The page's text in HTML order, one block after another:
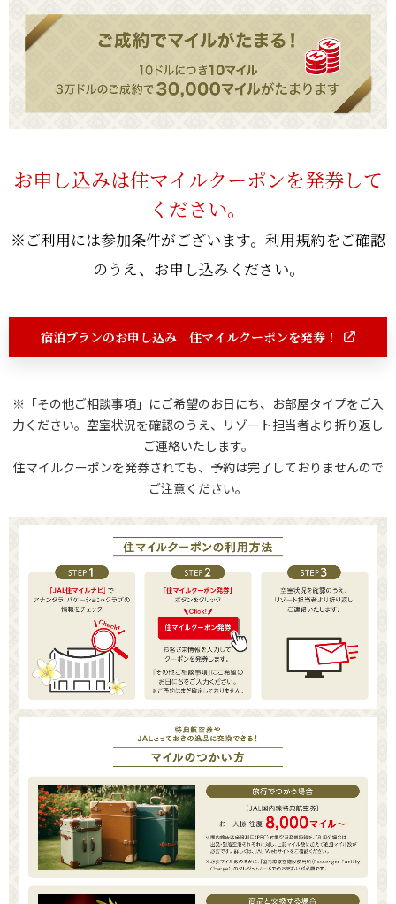
300円の追加料金が発生します。
②Two Bedroom Apartment Suite/2ベッドルーム・アパートメ
118平米
プーケット国際空港⇔リゾート間送迎込み
65,000円/65,000JPY(税込・inclusive of tax)
す。
*2025年12月23日から12月31日までのご宿泊には、1泊あたり7,
③One Bedroom Pool Villa/１ベッドルーム・プール・ヴィラ
188平米
朝食込み(2名様分)
プーケット国際空港⇔リゾート間送迎込み
73,000円/73,000JPY(税込)
*木・金・土にあたる宿泊の場合は追加料金の7,300円が発生しま
*2025年12月23日から12月31日までのご宿泊には、1泊あたり7,
300円の追加料金が発生します。
④Two Bedroom Pool Villa/2ベッドルーム・プール・ヴィラ
247平米
最大宿泊人数: 大人4名+お子様2名（11歳未満)
朝食込み（4名様分）
プーケット国際空港⇔リゾート間送迎込み
90,000円/90,000JPY(税込)
*木・金・土にあたる宿泊の場合は追加料金の7,300円が発生しま
*2025年12月23日から12月31日までのご宿泊には、1泊あたり7,
300円の追加料金が発生します。
5.本キャンペーンの参加にはご本人と配偶者/パートナーの年齢が
２８歳から６５歳の間であり、最低年間世帯年収が1,000万円で
あることが必要です。ご本人とその配偶者又はパートナーと一緒
にこのオファーに参加する必要があります。
6.本オファーは、ほかのいかなるオファーとも供用できず、クー
リングオフ期間（８日間）終了後の返金には応じかねます。為替
かじめご了承ください。
7.本オファーは譲渡不可、現金への引き換え不可、第三者への権
利譲渡不可、他の商品・サービスとの交換不可であり、団体予約
にはご利用いただけません。
されます。それ以外の費用につきましては、別途ご請求となりま
9.アナンタラ・バケーション・クラブの従業員とその直系家族、
既存のアナンタラ・バケーション・クラブ・ポイント所有者、既
存のアナンタラ・バケーション・クラブ・Voyager会員、A-Expl
ラブ・ディスカバリー・プラス会員、および過去12ヶ月以内にア
ナンタラ・バケーション・クラブのプレビュー・プレゼンテーシ
ョンに参加した人はこのオファーに参加する資格がありません。
10.特に指定がない限り、１世帯につき１つのオファーのみご利
ーション・クラブのプレビュー・プレゼンテーション（約90〜1
20分間）への出席および完了と引き換えに割引料金で提供されま
す。あなたは配偶者またはパートナーと一緒にプレビュー・プレ
ゼンテーションに参加する必要があります。何らかの理由であな
たおよび/またはあなたの配偶者/パートナーが滞在中にプレゼン
テーションに出席または完了しなかった場合、および/または資
格要件を満たさなかった場合、および/または不参加の場合、こ
のオファーは没収され、最もフレキシブルな料金（1泊あたり）
の管理手数料が予約処理に使用されたクレジットカードに請求さ
12.アナンタラ・バケーションクラブは予約確認前に参加資格を
13.2025年12月23日から12月31日までのご宿泊には、1泊あたり
7,300円の追加料金が発生します。
14.木曜日、金曜日、土曜日の夜の滞在には、1泊あたり7,300円
が追加費用として発生します。
15.３泊以上の滞在には、公式ウェブサイトに記載されている朝
食付きのベストフレキシバルレートが適用されます。
い。 ・また、ご購入日から８日を過ぎた後のキャンセルにつき
ましては、いかなる理由であっても返金の対象外となりますの
で、あらかじめご了承ください。
が一不参加（お客様によるキャンセル）の場合はNo-Show料金
が発生します（１泊あたりの最もフレキシブルな料金）
・いずれの場合も宿泊プラン代金のご返金はいたしかねます。
お申し込みは住マイルクーポンを発券して
ください。
※ご利用には参加条件がございます。利用規約をご確認
のうえ、お申し込みください。
宿泊プランのお申し込み 住マイルクーポンを発券！
※「その他ご相談事項」にご希望のお日にち、お部屋タイプをご入
力ください。空室状況を確認のうえ、リゾート担当者より折り返し
ご連絡いたします。
住マイルクーポンを発券されても、予約は完了しておりませんので
ご注意ください。